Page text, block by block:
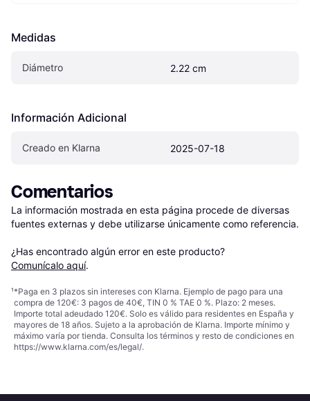
Medidas
Diámetro 2.22 cm
Información Adicional
Creado en Klarna 2025-07-18
Comentarios
La información mostrada en esta página procede de diversas
fuentes externas y debe utilizarse únicamente como referencia.
¿Has encontrado algún error en este producto?
Comunícalo aquí.
¹*Paga en 3 plazos sin intereses con Klarna. Ejemplo de pago para una
compra de 120€: 3 pagos de 40€, TIN 0 % TAE 0 %. Plazo: 2 meses.
Importe total adeudado 120€. Solo es válido para residentes en España y
mayores de 18 años. Sujeto a la aprobación de Klarna. Importe mínimo y
máximo varía por tienda. Consulta los términos y resto de condiciones en
https://www.klarna.com/es/legal/.